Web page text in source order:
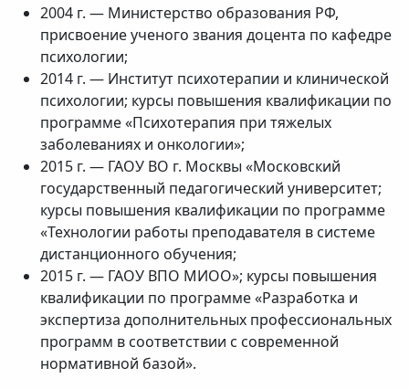
2004 г. — Министерство образования РФ,
присвоение ученого звания доцента по кафедре
психологии;
2014 г. — Институт психотерапии и клинической
психологии; курсы повышения квалификации по
программе «Психотерапия при тяжелых
заболеваниях и онкологии»;
2015 г. — ГАОУ ВО г. Москвы «Московский
государственный педагогический университет;
курсы повышения квалификации по программе
«Технологии работы преподавателя в системе
дистанционного обучения;
2015 г. — ГАОУ ВПО МИОО»; курсы повышения
квалификации по программе «Разработка и
экспертиза дополнительных профессиональных
программ в соответствии с современной
нормативной базой».